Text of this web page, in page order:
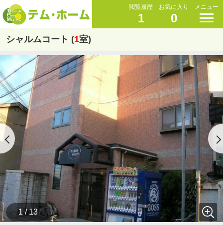
閲覧履歴
1
お気に入り
0
メニュー
シャルムコート (1室)
1 / 13